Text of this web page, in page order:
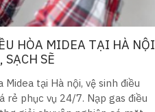
HÒA MIDEA TẠI HÀ NỘI
SẼ
Midea tại Hà nội, vệ sinh điều
rẻ phục vụ 24/7. Nạp gas điều